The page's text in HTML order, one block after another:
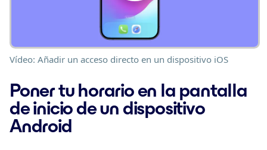
Vídeo: Añadir un acceso directo en un dispositivo iOS
Poner tu horario en la pantalla
de inicio de un dispositivo
Android